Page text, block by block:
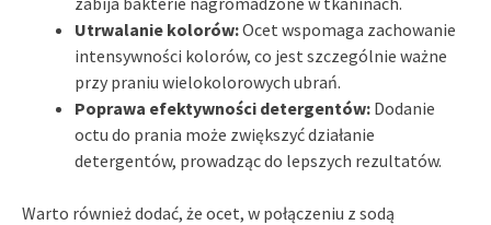
Utrwalanie kolorów:Ocet wspomaga zachowanie
intensywności kolorów, co jest szczególnie ważne
przy praniu wielokolorowych ubrań.
Poprawa efektywności detergentów: Dodanie
octu do prania może zwiększyć działanie
detergentów, prowadząc do lepszych rezultatów.
Warto również dodać, że ocet, w połączeniu z sodą